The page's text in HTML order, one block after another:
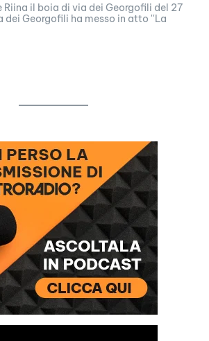
Riina il boia di via dei Georgofili del 27
dei Georgofili ha messo in atto ''La